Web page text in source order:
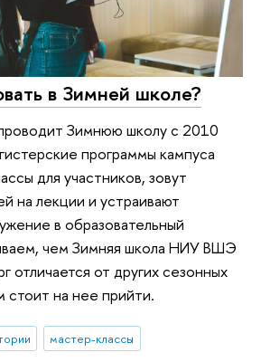
в Зимней школе?
Зимнюю школу с 2010
программы кампуса
для участников, зовут
на лекции и устраивают
в образовательный
чем Зимняя школа НИУ ВШЭ
отличается от других сезонных
стоит на нее прийти.
мастер-классы